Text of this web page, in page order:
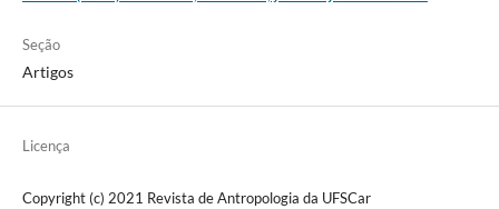
Seção
Artigos
Licença
Copyright (c) 2021 Revista de Antropologia da UFSCar